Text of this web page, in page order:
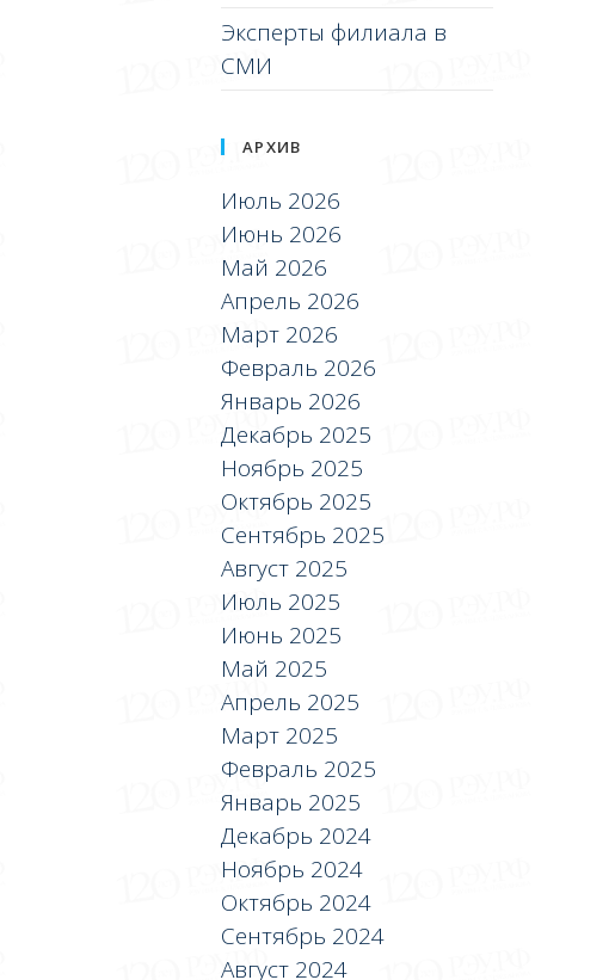
Эксперты филиала в
СМИ
АРХИВ
Июль 2026
Июнь 2026
Май 2026
Апрель 2026
Март 2026
Февраль 2026
Январь 2026
Декабрь 2025
Ноябрь 2025
Октябрь 2025
Сентябрь 2025
Август 2025
Июль 2025
Июнь 2025
Май 2025
Апрель 2025
Март 2025
Февраль 2025
Январь 2025
Декабрь 2024
Ноябрь 2024
Октябрь 2024
Сентябрь 2024
Август 2024